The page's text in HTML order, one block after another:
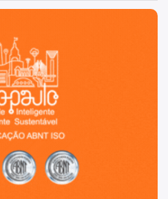
resiliente e sustentável